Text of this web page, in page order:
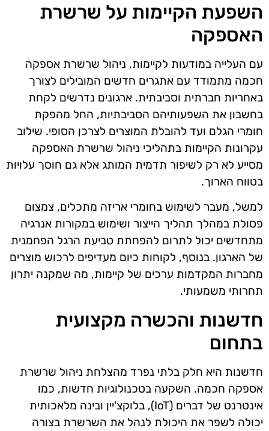
השפעת הקיימות על שרשרת
האספקה
עם העלייה במודעות לקיימות, ניהול שרשרת אספקה
חכמה מתמודד עם אתגרים חדשים המובילים לצורך
באחריות חברתית וסביבתית. ארגונים נדרשים לקחת
בחשבון את השפעותיהם הסביבתיות, החל מהפקת
חומרי הגלם ועד להובלת המוצרים לצרכן הסופי. שילוב
עקרונות הקיימות בתהליכי ניהול שרשרת האספקה
מסייע לא רק לשיפור תדמית המותג אלא גם חוסך עלויות
בטווח הארוך.
למשל, מעבר לשימוש בחומרי אריזה מתכלים, צמצום
פסולת במהלך תהליך הייצור ושימוש במקורות אנרגיה
מתחדשים יכול לתרום להפחתת טביעת הרגל הפחמנית
של הארגון. בנוסף, לקוחות כיום מעדיפים לרכוש מוצרים
מחברות המקדמות ערכים של קיימות, מה שמקנה יתרון
תחרותי משמעותי.
חדשנות והכשרה מקצועית
בתחום
חדשנות היא חלק בלתי נפרד מהצלחת ניהול שרשרת
אספקה חכמה. השקעה בטכנולוגיות חדשות, כמו
אינטרנט של דברים (IoT), בלוקצ'יין ובינה מלאכותית
יכולה לשפר את היכולת לנהל את השרשרת בצורה